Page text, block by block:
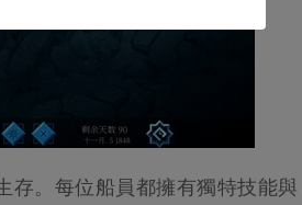
存。每位船員都擁有獨特技能與